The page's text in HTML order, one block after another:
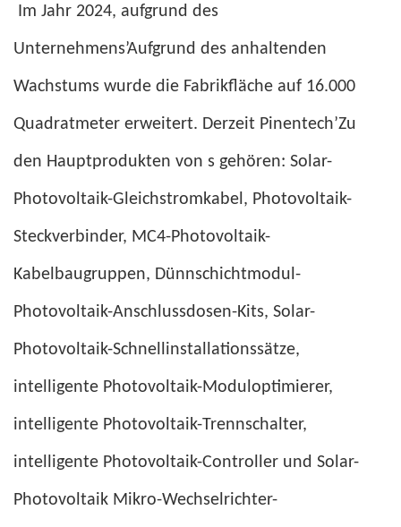
Im Jahr 2024, aufgrund des
Unternehmens’Aufgrund des anhaltenden
Wachstums wurde die Fabrikfläche auf 16.000
Quadratmeter erweitert. Derzeit Pinentech’Zu
den Hauptprodukten von s gehören: Solar-
Photovoltaik-Gleichstromkabel, Photovoltaik-
Steckverbinder, MC4-Photovoltaik-
Kabelbaugruppen, Dünnschichtmodul-
Photovoltaik-Anschlussdosen-Kits, Solar-
Photovoltaik-Schnellinstallationssätze,
intelligente Photovoltaik-Moduloptimierer,
intelligente Photovoltaik-Trennschalter,
intelligente Photovoltaik-Controller und Solar-
Photovoltaik Mikro-Wechselrichter-